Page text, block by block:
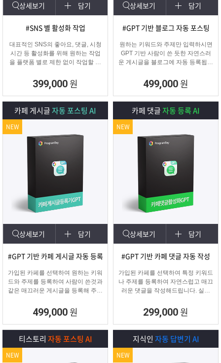
상세보기 담기
#SNS 별 활성화 작업
대표적인 SNS의 좋아요, 댓글, 시청
시간 등 활성화를 위해 원하는 작업
을 플랫폼 별로 제한 없이 작업할 수
SNS 육성용, 마케터, 인플루언서 분
들이 계정 활성화하기에 적합한 프로
그램입니다.
399,000 원
상세보기 담기
#GPT 기반 블로그 자동 포스팅
원하는 키워드와 주제만 입력하시면
GPT 기반 사람이 쓴 듯한 자연스러
운 게시글을 블로그에 자동 등록됩니
블로그 대량 육성용, 특정 업체를 여
러 블로그에 홍보하기 적합한
마케팅 프로그램입니다.
499,000 원
카페 게시글자동 포스팅 AI
상세보기 담기
#GPT 기반 카페 게시글 자동 등록
가입된 카페를 선택하여 원하는 키워
드와 주제를 등록하여 사람이 쓴것과
같은 매끄러운 게시글을 등록해 주며
물품 판매 글을 함께
업로드 할 수 있습니다.
499,000 원
NEW
카페 댓글자동 등록 AI
상세보기 담기
#GPT 기반 카페 댓글 자동 작성
가입된 카페를 선택하여 특정 키워드
나 주제를 등록하여 자연스럽고 매끄
러운 댓글을 작성해드립니다. 실제
러운 댓글을 달아 카페가 활성화 효
과를 보실 수 있습니다.
299,000 원
NEW
티스토리 자동 포스팅 AI
NEW
지식인 자동 답변기 AI
NEW